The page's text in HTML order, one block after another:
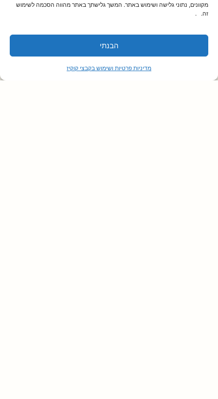
מקוונים, נתוני גלישה ושימוש באתר. המשך גלישתך באתר מהווה הסכמה לשימוש
זה. .
הבנתי
מדיניות פרטיות ושימוש בקבצי קוקיז
פיתוח אתר הכולל רישום לחוגים ופעילויות, רכישת
כרטיסים למופעים והתממשקות למערכות מידע